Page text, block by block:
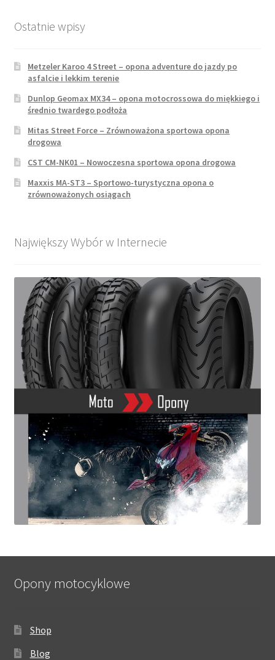
Ostatnie wpisy
Metzeler Karoo 4 Street – opona adventure do jazdy po
asfalcie i lekkim terenie
Dunlop Geomax MX34 – opona motocrossowa do miękkiego i
średnio twardego podłoża
Mitas Street Force – Zrównoważona sportowa opona
drogowa
CST CM-NK01 – Nowoczesna sportowa opona drogowa
Maxxis MA-ST3 – Sportowo-turystyczna opona o
zrównoważonych osiągach
Największy Wybór w Internecie
Opony motocyklowe
Shop
Blog